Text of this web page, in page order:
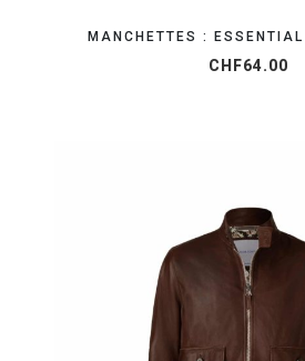
MANCHETTES :
CHF64.00
OBTENEZ VOTRE